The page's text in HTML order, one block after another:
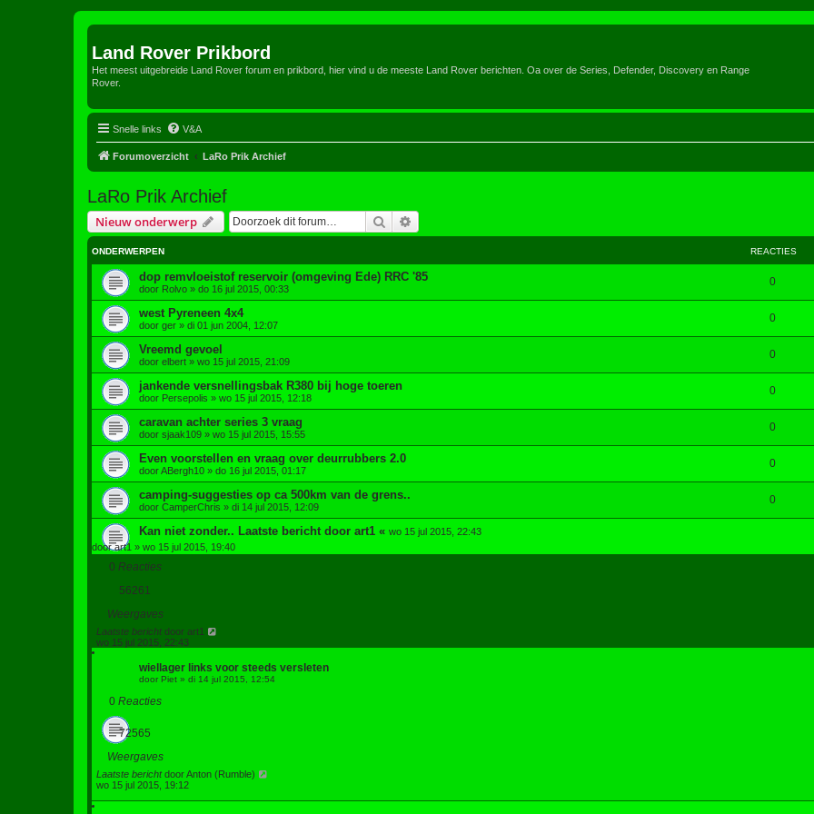
Land Rover Prikbord
Het meest uitgebreide Land Rover forum en prikbord, hier vind u de meeste Land Rover berichten. Oa over de Series, Defender, Discovery en Range
Rover.
Snelle links V&A
Forumoverzicht LaRo Prik Archief
LaRo Prik Archief
Nieuw onderwerp Zoek
ONDERWERPEN REACTIES
dop remvloeistof reservoir (omgeving Ede) RRC '85
door Rolvo » do 16 jul 2015, 00:33
0
west Pyreneen 4x4
door ger » di 01 jun 2004, 12:07
0
Vreemd gevoel
door elbert » wo 15 jul 2015, 21:09
0
jankende versnellingsbak R380 bij hoge toeren
door Persepolis » wo 15 jul 2015, 12:18
0
caravan achter series 3 vraag
door sjaak109 » wo 15 jul 2015, 15:55
0
Even voorstellen en vraag over deurrubbers 2.0
doorABergh10 » do 16 jul 2015, 01:17
0
camping-suggesties op ca 500km van de grens..
door CamperChris » di 14 jul 2015, 12:09
0
Kan niet zonder.. Laatste bericht door art1 « wo 15 jul 2015, 22:43
doorart1 » wo 15 jul 2015, 19:40
0 Reacties
56261
Weergaves
Laatste bericht door art1
wo 15 jul 2015, 22:43
wiellager links voor steeds versleten
doorPiet » di 14 jul 2015, 12:54
0 Reacties
72565
Weergaves
Laatste berichtdoorAnton (Rumble)
wo 15 jul 2015, 19:12